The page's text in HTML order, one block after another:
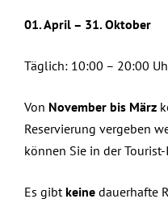
01. April – 31. Oktober
Täglich: 10:00 – 20:00
Von November bis März
Reservierung vergeben
können Sie in der
Es gibtkeine dauerhafte